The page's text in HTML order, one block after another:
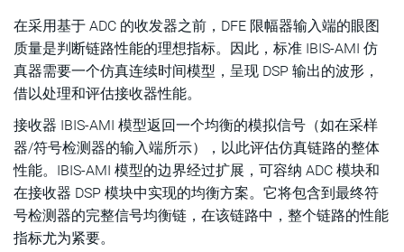
在采用基于 ADC 的收发器之前，DFE 限幅器输入端的眼图
质量是判断链路性能的理想指标。因此，标准 IBIS-AMI 仿
真器需要一个仿真连续时间模型，呈现 DSP 输出的波形，
借以处理和评估接收器性能。
接收器 IBIS-AMI 模型返回一个均衡的模拟信号（如在采样
器/符号检测器的输入端所示），以此评估仿真链路的整体
性能。IBIS-AMI 模型的边界经过扩展，可容纳 ADC 模块和
在接收器 DSP 模块中实现的均衡方案。它将包含到最终符
号检测器的完整信号均衡链，在该链路中，整个链路的性能
指标尤为紧要。